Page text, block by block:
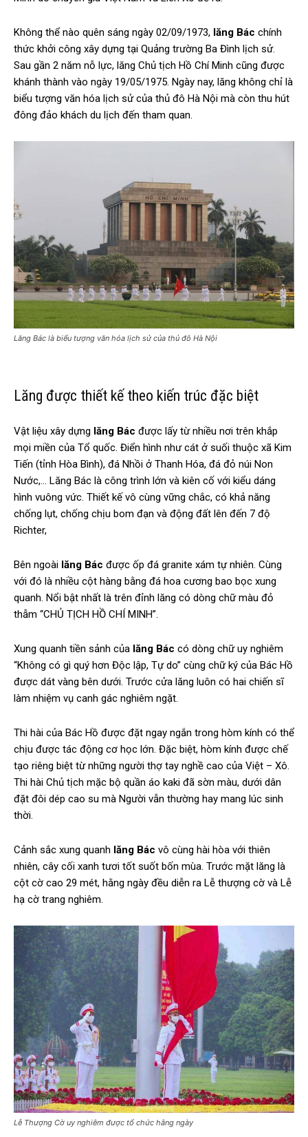
Không thể nào quên sáng ngày 02/09/1973, lăng Bác chính
thức khởi công xây dựng tại Quảng trường Ba Đình lịch sử.
Sau gần 2 năm nỗ lực, lăng Chủ tịch Hồ Chí Minh cũng được
khánh thành vào ngày 19/05/1975. Ngày nay, lăng không chỉ là
biểu tượng văn hóa lịch sử của thủ đô Hà Nội mà còn thu hút
đông đảo khách du lịch đến tham quan.
Lăng Bác là biểu tượng văn hóa lịch sử của thủ đô Hà Nội
Lăng được thiết kế theo kiến trúc đặc biệt
Vật liệu xây dựng lăng Bác được lấy từ nhiều nơi trên khắp
mọi miền của Tổ quốc. Điển hình như cát ở suối thuộc xã Kim
Tiến (tỉnh Hòa Bình), đá Nhồi ở Thanh Hóa, đá đỏ núi Non
Nước,… Lăng Bác là công trình lớn và kiên cố với kiểu dáng
hình vuông vức. Thiết kế vô cùng vững chắc, có khả năng
chống lụt, chống chịu bom đạn và động đất lên đến 7 độ
Richter,
Bên ngoài lăng Bác được ốp đá granite xám tự nhiên. Cùng
với đó là nhiều cột hàng bằng đá hoa cương bao bọc xung
quanh. Nổi bật nhất là trên đỉnh lăng có dòng chữ màu đỏ
thẫm “CHỦ TỊCH HỒ CHÍ MINH”.
Xung quanh tiền sảnh của lăng Bác có dòng chữ uy nghiêm
“Không có gì quý hơn Độc lập, Tự do” cùng chữ ký của Bác Hồ
được dát vàng bên dưới. Trước cửa lăng luôn có hai chiến sĩ
làm nhiệm vụ canh gác nghiêm ngặt.
Thi hài của Bác Hồ được đặt ngay ngắn trong hòm kính có thể
chịu được tác động cơ học lớn. Đặc biệt, hòm kính được chế
tạo riêng biệt từ những người thợ tay nghề cao của Việt – Xô.
Thi hài Chủ tịch mặc bộ quần áo kaki đã sờn màu, dưới dân
đặt đôi dép cao su mà Người vẫn thường hay mang lúc sinh
thời.
Cảnh sắc xung quanh lăng Bác vô cùng hài hòa với thiên
nhiên, cây cối xanh tươi tốt suốt bốn mùa. Trước mặt lăng là
cột cờ cao 29 mét, hằng ngày đều diễn ra Lễ thượng cờ và Lễ
hạ cờ trang nghiêm.
Lễ Thượng Cờ uy nghiêm được tổ chức hằng ngày